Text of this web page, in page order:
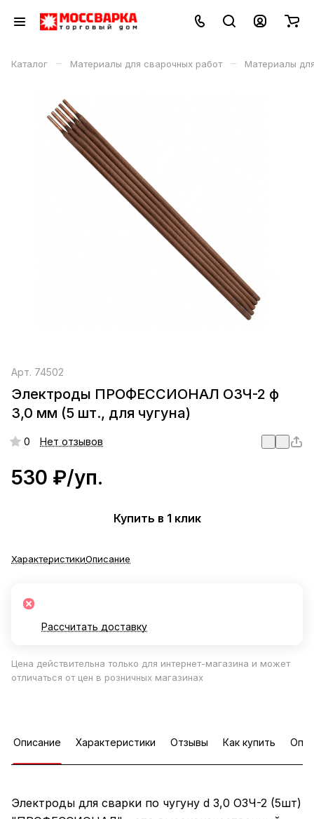
Каталог – Материалы для сварочных работ – Материалы
Арт. 74502
Электроды ПРОФЕССИОНАЛ ОЗЧ-2 ф
3,0 мм (5 шт., для чугуна)
0 Нет отзывов
530 ₽/уп.
Купить в 1 клик
ХарактеристикиОписание
Рассчитать доставку
Цена действительна только для интернет-магазина и может
отличаться от цен в розничных магазинах
Описание Характеристики Отзывы Как купить
Электроды для сварки по чугуну d 3,0 ОЗЧ-2 (5шт)